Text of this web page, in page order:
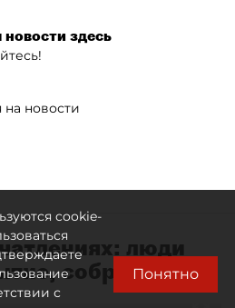
здесь
на новости
люди
собранное
cookie-
с
Понятно